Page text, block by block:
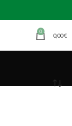
0
0,00€